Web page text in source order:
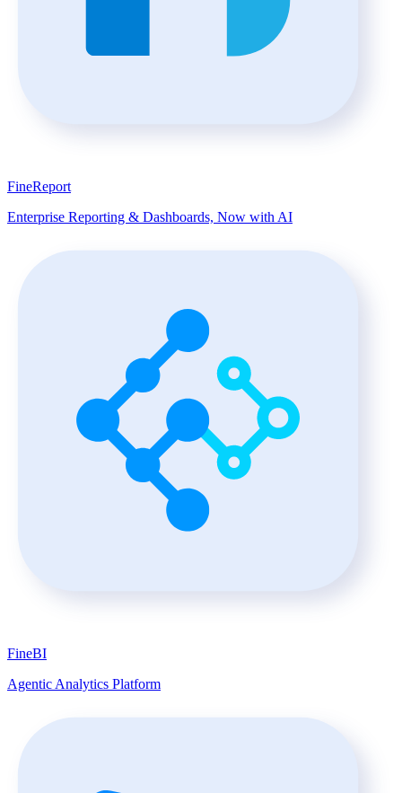
FineReport
Enterprise Reporting & Dashboards, Now with AI
FineBI
Agentic Analytics Platform